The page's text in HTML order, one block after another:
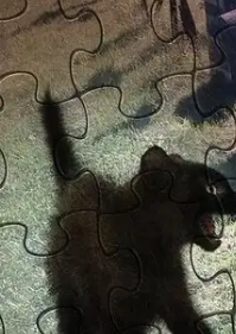
Tarkista
Ei saatavilla
Tuotekuvaus